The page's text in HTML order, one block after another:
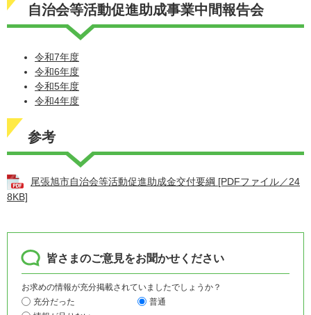
自治会等活動促進助成事業中間報告会
令和7年度
令和6年度
令和5年度
令和4年度
参考
尾張旭市自治会等活動促進助成金交付要綱 [PDFファイル／24
8KB]
皆さまのご意見をお聞かせください
お求めの情報が充分掲載されていましたでしょうか？
充分だった
普通